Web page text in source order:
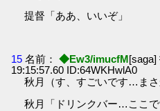
提督「ああ、いいぞ」
15 名前： ◆Ew3/imucfM[saga]
19:15:57.60 ID:64WKHwlA0
秋月（す、すごいです…ま
秋月「ドリンクバー…ここで